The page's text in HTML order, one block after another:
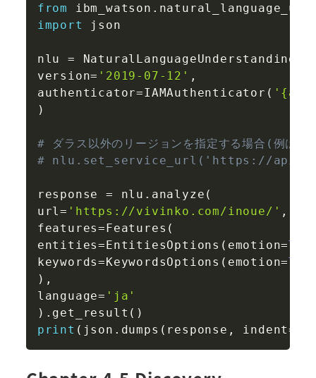
from
ibm_watson .
import
json
nlu = NaturalLanguageUnderstandingV1
version= '2019-07-12' ,
authenticator=IAMAuthenticator (
)
# ダラス以外のリージョンを指定する場合(例は東
# nlu.set_service_url('https://api.jp-
response = nlu . analyze (
url= 'https://vivinko.com/inoue/' ,
features=Features (
entities=EntitiesOptions ( emotion=
keywords=KeywordsOptions ( emotion=
) ,
language= 'ja'
) . get_result ( )
print ( json . dumps ( response , indent=